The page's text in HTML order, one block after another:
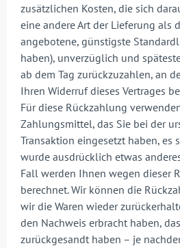
zusätzlichen Kosten, die sich
eine andere Art der Lieferung als
angebotene, günstigste
haben), unverzüglich und
ab dem Tag zurückzuzahlen, an
Ihren Widerruf dieses Vertrages
Für diese Rückzahlung
Zahlungsmittel, das Sie bei der
Transaktion eingesetzt haben, es
wurde ausdrücklich etwas
Fall werden Ihnen wegen dieser
berechnet. Wir können die
wir die Waren wieder
den Nachweis erbracht haben,
zurückgesandt haben – je